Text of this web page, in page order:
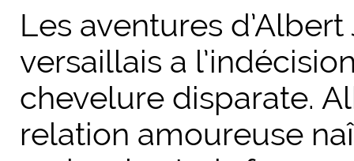
Les aventures
versaillais a
chevelure disparate.
relation amoureuse